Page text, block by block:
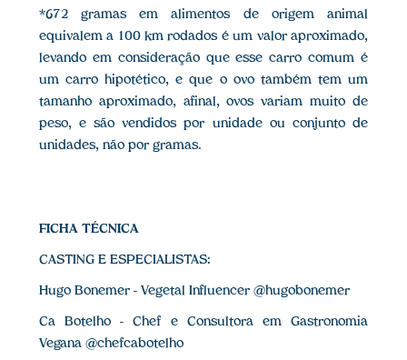
*672 gramas em alimentos de origem animal
equivalem a 100 km rodados é um valor aproximado,
levando em consideração que esse carro comum é
um carro hipotético, e que o ovo também tem um
tamanho aproximado, afinal, ovos variam muito de
peso, e são vendidos por unidade ou conjunto de
unidades, não por gramas.
FICHA TÉCNICA
CASTING E ESPECIALISTAS:
Hugo Bonemer - Vegetal Influencer @hugobonemer
Ca Botelho - Chef e Consultora em Gastronomia
Vegana @chefcabotelho